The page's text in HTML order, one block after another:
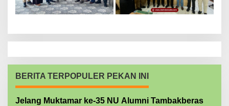
BERITA TERPOPULER PEKAN INI
Jelang Muktamar ke-35 NU Alumni Tambakberas